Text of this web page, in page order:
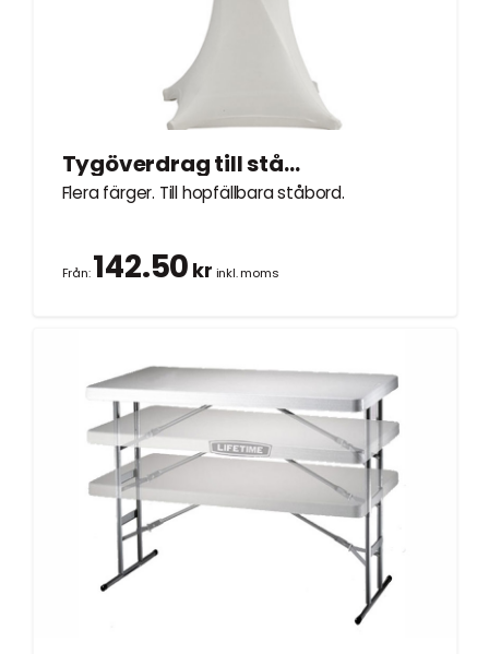
Tygöverdrag till ståbord Ø0,8m
Flera färger. Till hopfällbara ståbord.
Från:142.50 kr inkl. moms